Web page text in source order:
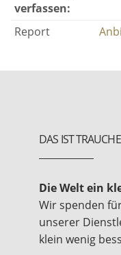
verfassen:
Report
DAS IST
Die Welt ein
Wir spenden
unserer
klein wenig